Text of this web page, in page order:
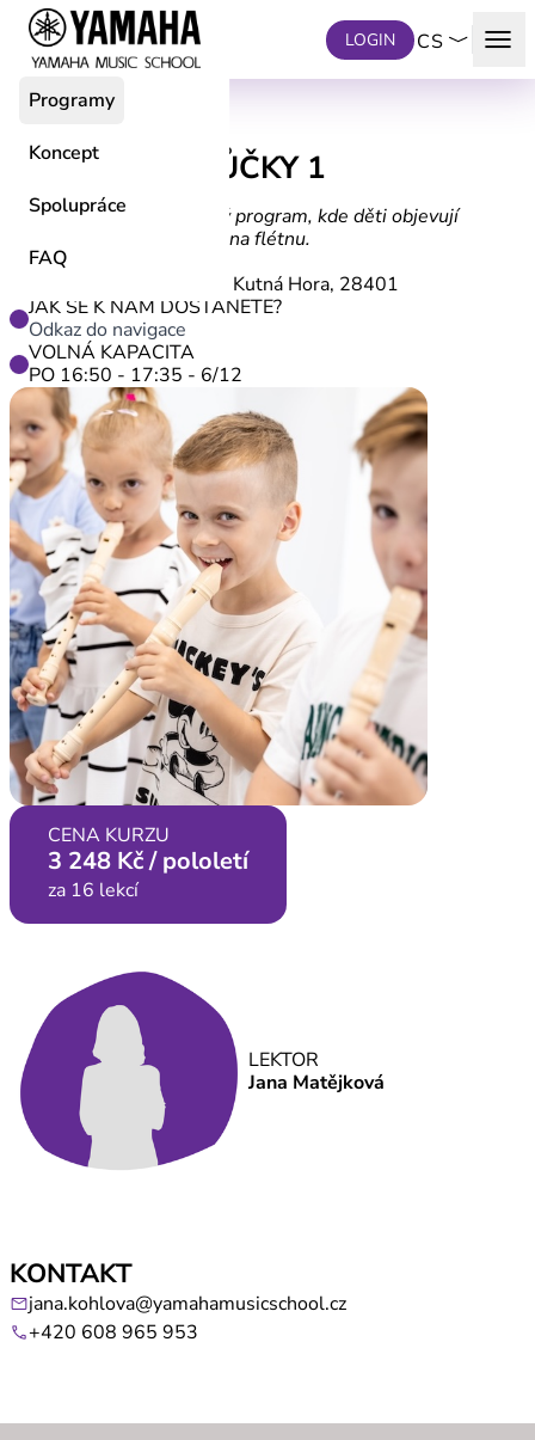
Přeskočit na hlavní obsah
Programy
Koncept
Spolupráce
FAQ
LOGIN CS menu
RYTMICKÉ KRŮČKY 1
4-5 let
Hravý hudebně-pohybový program, kde děti objevují
rytmus, zpěv a první tóny na flétnu.
ADRESA
Václavské náměstí 252 Kutná Hora, 28401
JAK SE K NÁM DOSTANETE?
Odkaz do navigace
VOLNÁ KAPACITA
PO 16:50 - 17:35 - 6/12
CENA KURZU
3 248 Kč / pololetí
za 16 lekcí
LEKTOR
Jana Matějková
KONTAKT
mailjana.kohlova@yamahamusicschool.cz
call+420 608 965 953